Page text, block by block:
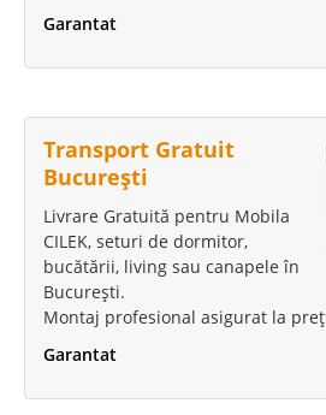
Garantat
Transport Gratuit
București
Livrare Gratuită pentru Mobila
CILEK, seturi de dormitor,
bucătării, living sau canapele în
București.
Montaj profesional asigurat la
Garantat